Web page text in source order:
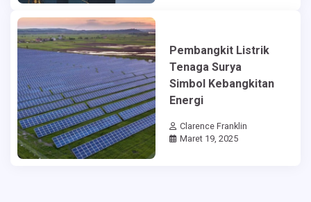
Pembangkit Listrik
Tenaga Surya
Simbol Kebangkitan
Energi
Clarence Franklin
Maret 19, 2025